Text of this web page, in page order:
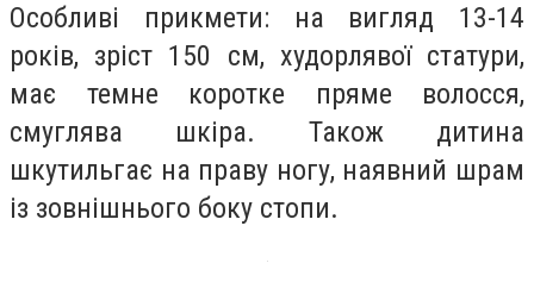
Особливі прикмети: на вигляд 13-14
років, зріст 150 см, худорлявої статури,
має темне коротке пряме волосся,
смуглява шкіра. Також дитина
шкутильгає на праву ногу, наявний шрам
із зовнішнього боку стопи.